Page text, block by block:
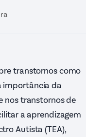
transtornos como
importância da
nos transtornos de
a aprendizagem
Autista (TEA),